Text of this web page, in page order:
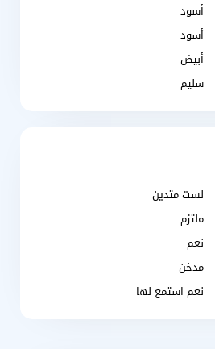
أسود
أسود
أبيض
سليم
لست متدين
ملتزم
نعم
مدخن
نعم استمع لها